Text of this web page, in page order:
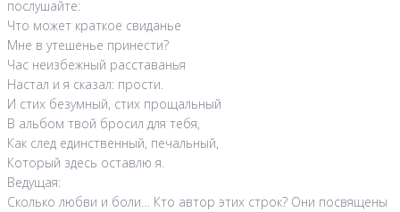
послушайте:
Что может краткое свиданье
Мне в утешенье принести?
Час неизбежный расставанья
Настал и я сказал: прости.
И стих безумный, стих прощальный
В альбом твой бросил для тебя,
Как след единственный, печальный,
Который здесь оставлю я.
Ведущая:
Сколько любви и боли… Кто автор этих строк? Они посвящены